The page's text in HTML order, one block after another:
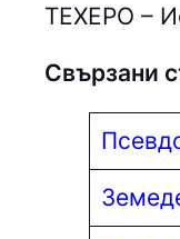
ТEХEPO –
Свързани